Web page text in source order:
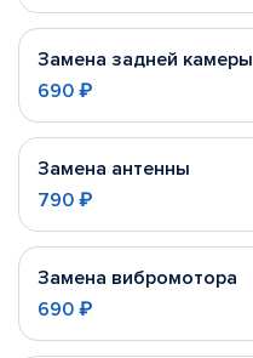
Замена задней камеры
690 ₽
Замена антенны
790 ₽
Замена вибромотора
690 ₽